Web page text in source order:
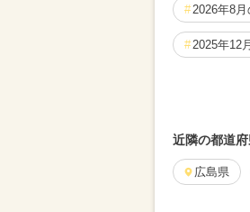
2026年8月
2025年12
GW(ゴー
ご当地グ
近隣の都道
広島県